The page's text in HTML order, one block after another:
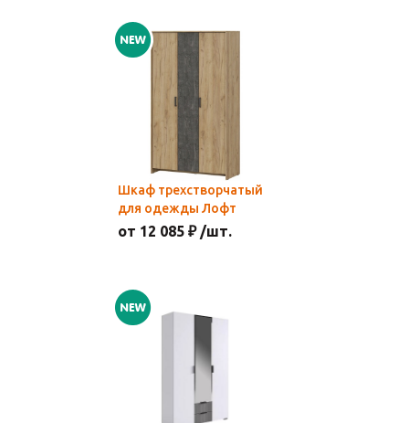
Шкаф трехстворчатый
для одежды Лофт
от 12 085 ₽ /шт.